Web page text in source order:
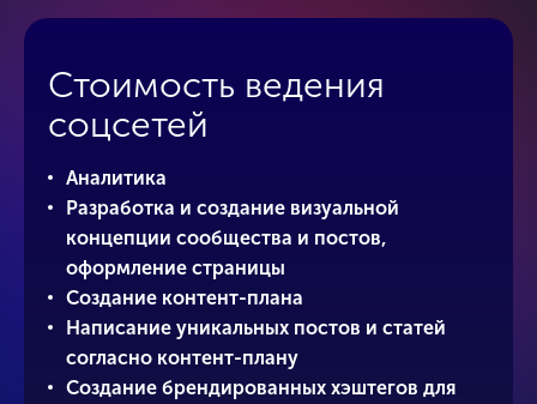
Стоимость ведения
соцсетей
Аналитика
Разработка и создание визуальной
концепции сообщества и постов,
оформление страницы
Создание контент-плана
Написание уникальных постов и статей
согласно контент-плану
Создание брендированных хэштегов для